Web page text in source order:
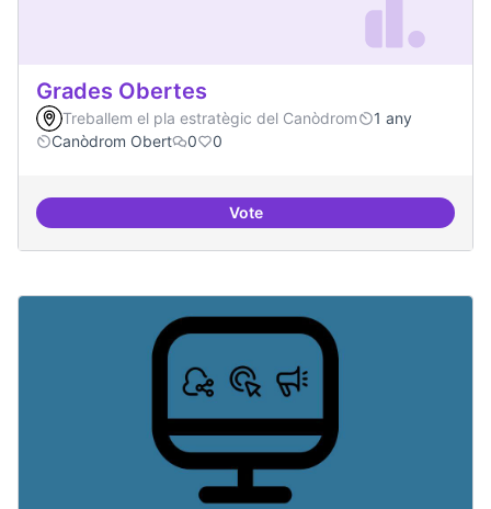
Grades Obertes
Treballem el pla estratègic del Canòdrom
1 any
Canòdrom Obert
0 0
VoteGrades Obertes